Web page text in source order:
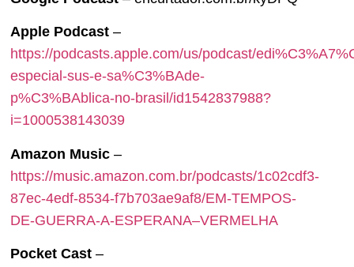
Apple Podcast –
https://podcasts.apple.com/us/podcast/
especial-sus-e-sa%C3%BAde-
p%C3%BAblica-no-brasil/id1542837988?
i=1000538143039
Amazon Music –
https://music.amazon.com.br/podcasts/1c02cdf3-
87ec-4edf-8534-f7b703ae9af8/EM-TEMPOS-
DE-GUERRA-A-ESPERANA–VERMELHA
Pocket Cast –